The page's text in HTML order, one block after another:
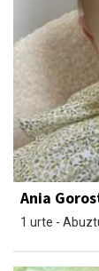
Ania
1 urte -